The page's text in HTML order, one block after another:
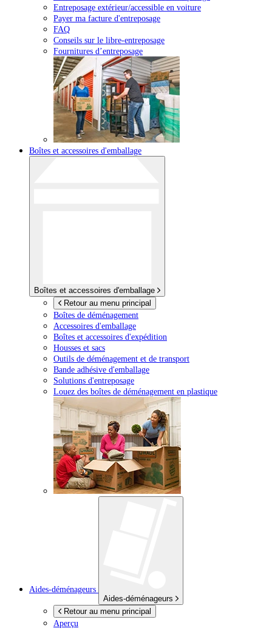
Entreposage extérieur/accessible en voiture
Payer ma facture d'entreposage
FAQ
Conseils sur le libre-entreposage
Fournitures d’entreposage
Boîtes et accessoires d'emballage
Boîtes et accessoires d'emballage
Retour au menu principal
Boîtes de déménagement
Accessoires d'emballage
Boîtes et accessoires d'expédition
Housses et sacs
Outils de déménagement et de transport
Bande adhésive d'emballage
Solutions d'entreposage
Louez des boîtes de déménagement en plastique
Aides-déménageurs
Aides-déménageurs
Retour au menu principal
Aperçu